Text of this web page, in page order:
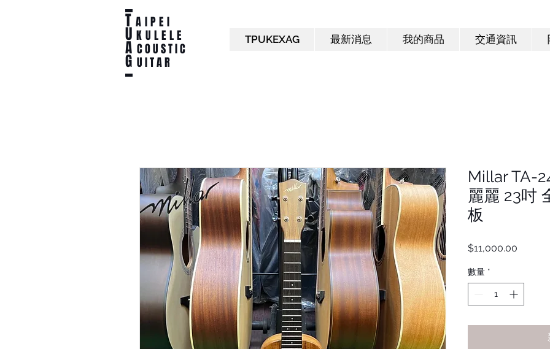
TAIPEI
UKULELE
A C O U S T I C
G U I T A R
TPUKEXAG 最新消息 我的商品 交通資訊
Millar TA-
麗麗 23吋
板
$11,000.00
數量 *